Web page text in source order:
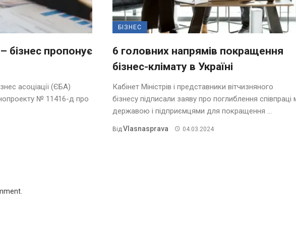
бізнес пропонує
асоціації (ЄБА)
№ 11416-д про
БІЗНЕС
6 головних напрямів покращення
бізнес-клімату в Україні
Кабінет Міністрів і представники вітчизняного
бізнесу підписали заяву про поглиблення співпраці
державою і підприємцями для покращення ...
Від Vlasnasprava 04.03.2024